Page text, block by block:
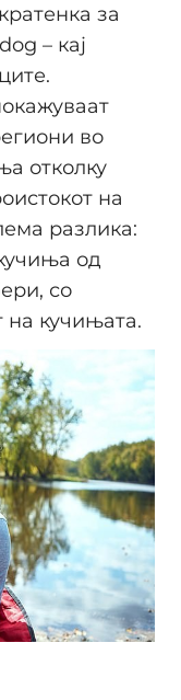
за
– кај
во
отколку
на
разлика:
од
со
на кучињата.